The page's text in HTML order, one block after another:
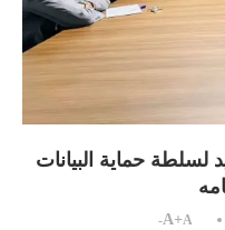
لسلطة حماية البيانات
A+A-